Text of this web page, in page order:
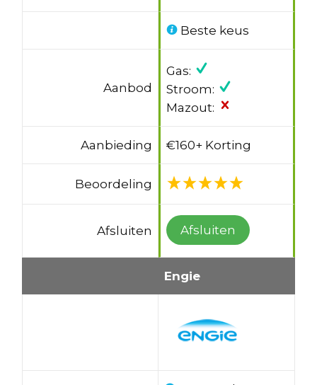
Beste keus
Aanbod
Gas:
Stroom:
Mazout:
Aanbieding €160+ Korting
Beoordeling
Afsluiten Afsluiten
Engie